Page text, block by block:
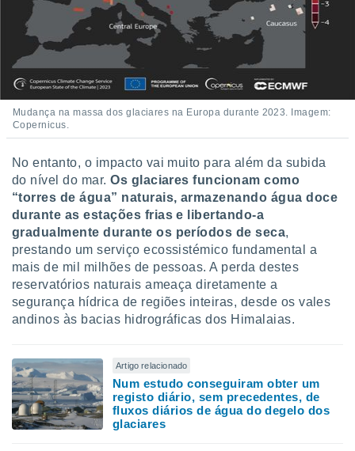
Mudança na massa dos glaciares na Europa durante 2023. Imagem:
Copernicus.
No entanto, o impacto vai muito para além da subida
do nível do mar.Os glaciares funcionam como
“torres de água” naturais, armazenando água doce
durante as estações frias e libertando-a
gradualmente durante os períodos de seca,
prestando um serviço ecossistémico fundamental a
mais de mil milhões de pessoas. A perda destes
reservatórios naturais ameaça diretamente a
segurança hídrica de regiões inteiras, desde os vales
andinos às bacias hidrográficas dos Himalaias.
Artigo relacionado
Num estudo conseguiram obter um
registo diário, sem precedentes, de
fluxos diários de água do degelo dos
glaciares